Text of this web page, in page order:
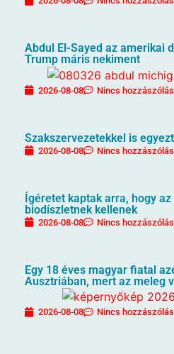
Abdul El-Sayed az amerikai
Trump máris nekiment
2026-08-08 Nincs hozzászólás
Szakszervezetekkel is
2026-08-08 Nincs hozzászólás
Ígéretet kaptak arra, hogy
biodíszletnek kellenek
2026-08-08 Nincs hozzászólás
Egy 18 éves magyar fiatal
Ausztriában, mert az meleg
2026-08-08 Nincs hozzászólás